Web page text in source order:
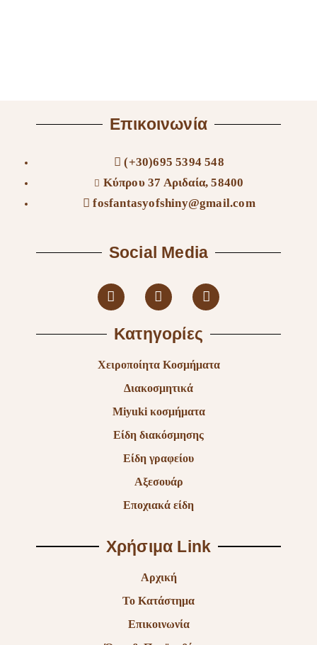
Επικοινωνία
(+30)695 5394 548
Κύπρου 37 Αριδαία, 58400
fosfantasyofshiny@gmail.com
Social Media
Κατηγορίες
Χειροποίητα Κοσμήματα
Διακοσμητικά
Miyuki κοσμήματα
Είδη διακόσμησης
Είδη γραφείου
Αξεσουάρ
Εποχιακά είδη
Χρήσιμα Link
Αρχική
Το Κατάστημα
Επικοινωνία